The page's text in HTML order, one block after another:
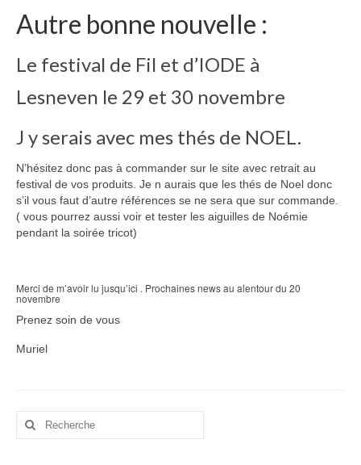
Autre bonne nouvelle :
Le festival de Fil et d’IODE à
Lesneven le 29 et 30 novembre
J y serais avec mes thés de NOEL.
N’hésitez donc pas à commander sur le site avec retrait au
festival de vos produits. Je n aurais que les thés de Noel donc
s’il vous faut d’autre références se ne sera que sur commande.
( vous pourrez aussi voir et tester les aiguilles de Noémie
pendant la soirée tricot)
Merci de m’avoir lu jusqu’ici . Prochaines news au alentour du 20
novembre
Prenez soin de vous
Muriel
Rechercher